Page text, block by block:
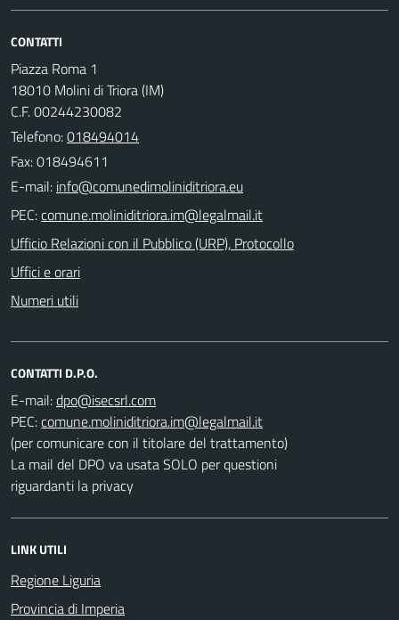
CONTATTI
Piazza Roma 1
18010 Molini di Triora (IM)
C.F. 00244230082
Telefono:018494014
Fax: 018494611
E-mail:
PEC:
Ufficio Relazioni con il Pubblico (URP), Protocollo
Uffici e orari
Numeri utili
CONTATTI D.P.O.
E-mail:
PEC:
(per comunicare con il titolare del trattamento)
La mail del DPO va usata SOLO per questioni
riguardanti la privacy
LINK UTILI
Regione Liguria
Provincia di Imperia